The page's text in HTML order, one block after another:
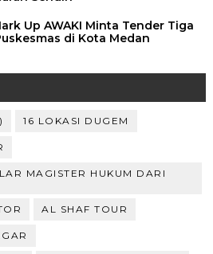
Up AWAKI Minta Tender Tiga
di Kota Medan
16 LOKASI DUGEM
MAGISTER HUKUM DARI
AL SHAF TOUR